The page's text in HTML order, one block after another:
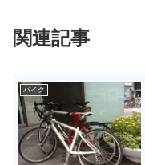
関連記事
バイク